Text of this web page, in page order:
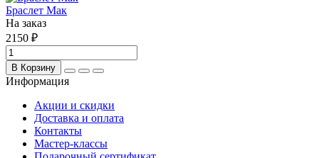
Браслет Мак
На заказ
2150 ₽
В Корзину
Информация
Акции и скидки
Доставка и оплата
Контакты
Мастер-классы